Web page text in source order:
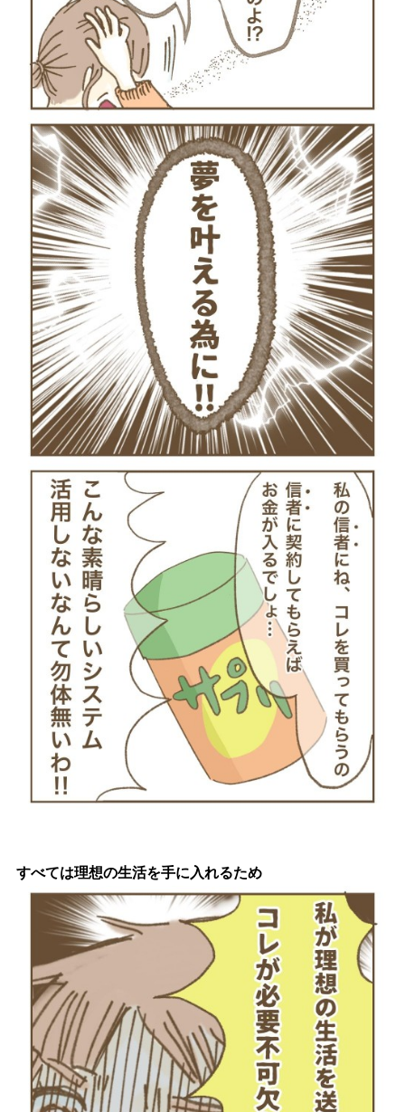
すべては理想の生活を手に入れるため